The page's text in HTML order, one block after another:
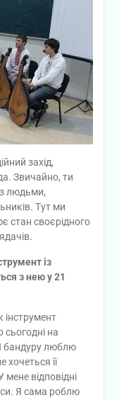
захід,
Звичайно, ти
людьми,
Тут ми
стан своєрідного
із
з нею у 21
інструмент
на
бандуру люблю
її
відповідні
Я сама роблю